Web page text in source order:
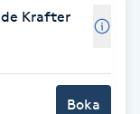
Krafter
Boka